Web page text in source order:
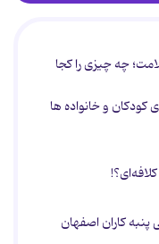
چه چیزی را کجا
و خانواده ها
پنبه کاران اصفهان